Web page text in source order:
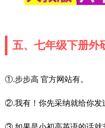
五、七年级下册外
①.步步高 官方网站有。
②.我有！你先采纳就给你发